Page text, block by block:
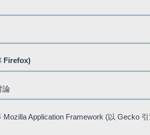
Firefox)
論
Application Framework (以 Gecko